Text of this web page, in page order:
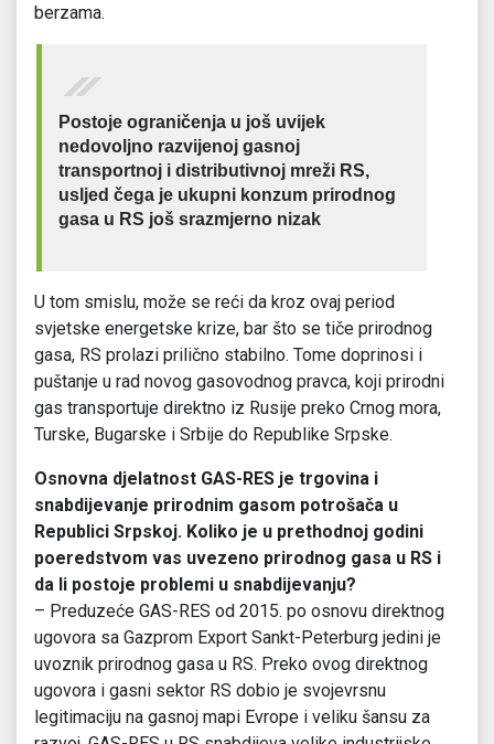
berzama.
Postoje ograničenja u još uvijek
nedovoljno razvijenoj gasnoj
transportnoj i distributivnoj mreži RS,
usljed čega je ukupni konzum prirodnog
gasa u RS još srazmjerno nizak
U tom smislu, može se reći da kroz ovaj period
svjetske energetske krize, bar što se tiče prirodnog
gasa, RS prolazi prilično stabilno. Tome doprinosi i
puštanje u rad novog gasovodnog pravca, koji prirodni
gas transportuje direktno iz Rusije preko Crnog mora,
Turske, Bugarske i Srbije do Republike Srpske.
Osnovna djelatnost GAS-RES je trgovina i
snabdijevanje prirodnim gasom potrošača u
Republici Srpskoj. Koliko je u prethodnoj godini
poeredstvom vas uvezeno prirodnog gasa u RS i
da li postoje problemi u snabdijevanju?
– Preduzeće GAS-RES od 2015. po osnovu direktnog
ugovora sa Gazprom Export Sankt-Peterburg jedini je
uvoznik prirodnog gasa u RS. Preko ovog direktnog
ugovora i gasni sektor RS dobio je svojevrsnu
legitimaciju na gasnoj mapi Evrope i veliku šansu za